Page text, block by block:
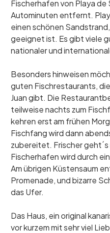
Fischerhafen von Playa de
Autominuten entfernt.
einen schönen
geeignet ist. Es gibt viele
nationaler und
Besonders hinweisen
guten Fischrestaurants,
Juan gibt. Die
teilweise nachts zum
kehren erst am frühen
Fischfang wird dann
zubereitet. Frischer
Fischerhafen wird durch
Am übrigen Küstensaum
Promenade, und bizarre
das Ufer.
Das Haus, ein original
vor kurzem mit sehr viel